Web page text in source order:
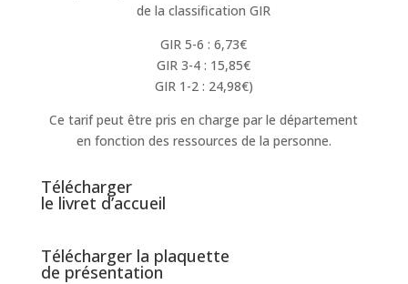
de la classification GIR
GIR 5-6 : 6,73€
GIR 3-4 : 15,85€
GIR 1-2 : 24,98€)
Ce tarif peut être pris en charge par le département
en fonction des ressources de la personne.
Télécharger
le livret d’accueil
Télécharger la plaquette
de présentation